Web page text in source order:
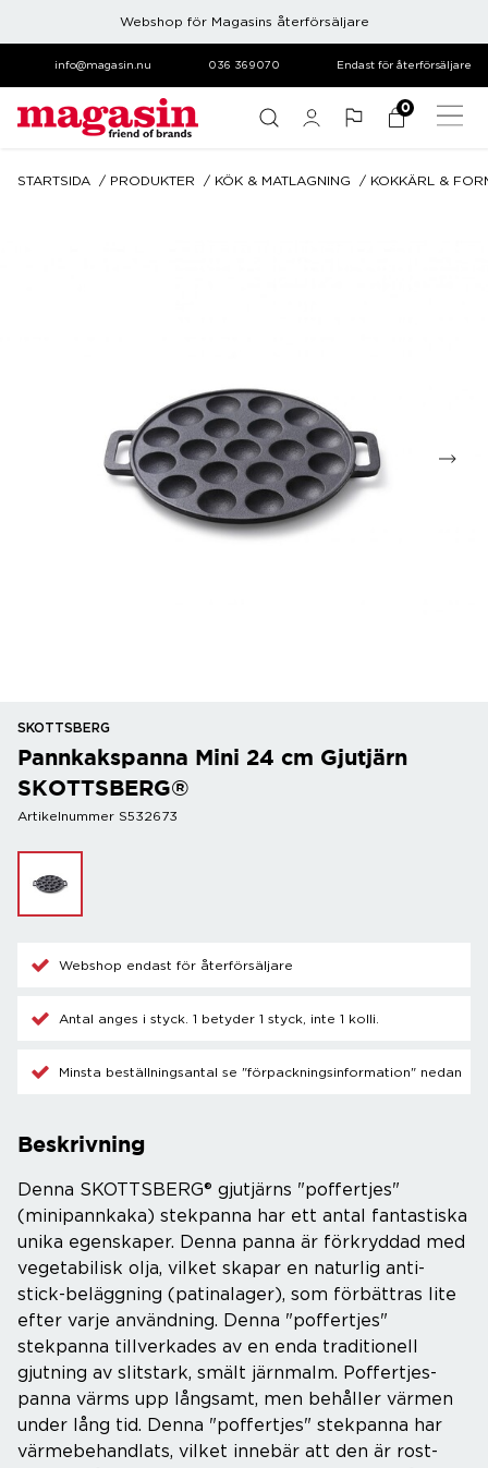
Webshop för Magasins återförsäljare
info@magasin.nu 036 369070 Endast för återförsäljare
0
STARTSIDA PRODUKTER KÖK & MATLAGNING KOKKÄRL &
SKOTTSBERG
Pannkakspanna Mini 24 cm Gjutjärn
SKOTTSBERG®
Artikelnummer S532673
Webshop endast för återförsäljare
Antal anges i styck. 1 betyder 1 styck, inte 1 kolli.
Minsta beställningsantal se "förpackningsinformation" nedan
Beskrivning
Denna SKOTTSBERG® gjutjärns "poffertjes"
(minipannkaka) stekpanna har ett antal fantastiska
unika egenskaper. Denna panna är förkryddad med
vegetabilisk olja, vilket skapar en naturlig anti-
stick-beläggning (patinalager), som förbättras lite
efter varje användning. Denna "poffertjes"
stekpanna tillverkades av en enda traditionell
gjutning av slitstark, smält järnmalm. Poffertjes-
panna värms upp långsamt, men behåller värmen
under lång tid. Denna "poffertjes" stekpanna har
värmebehandlats, vilket innebär att den är rost-